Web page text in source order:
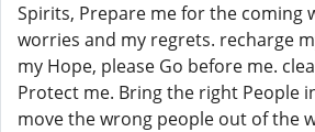
Spirits, Prepare me for the coming
worries and my regrets. recharge
my Hope, please Go before me.
Protect me. Bring the right People
move the wrong people out of the